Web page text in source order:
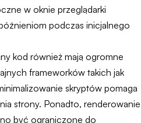
w oknie przeglądarki
podczas inicjalnego
kod również mają ogromne
frameworków takich jak
skryptów pomaga
strony. Ponadto, renderowanie
być ograniczone do